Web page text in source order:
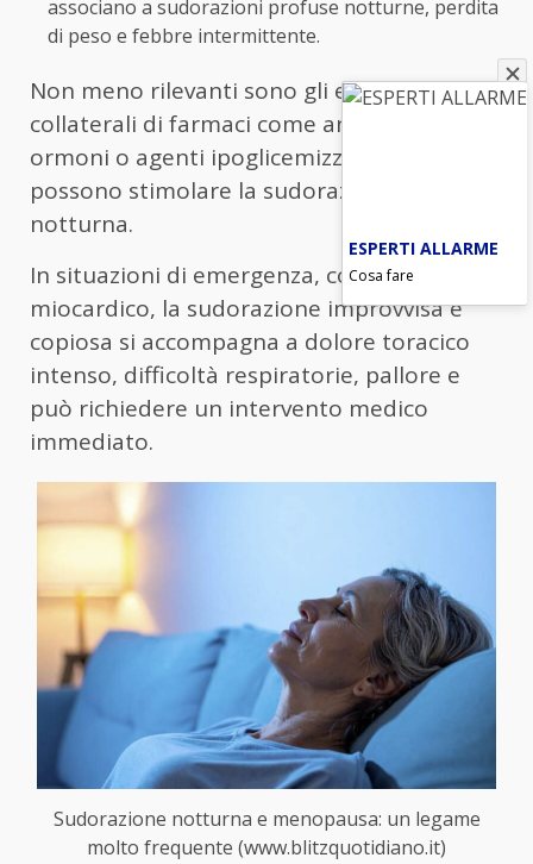
associano a sudorazioni profuse notturne, perdita
di peso e febbre intermittente.
Non meno rilevanti sono gli effetti
collaterali di farmaci come antidepressivi,
ormoni o agenti ipoglicemizzanti, che
possono stimolare la sudorazione
notturna.
In situazioni di emergenza, come l’infarto
miocardico, la sudorazione improvvisa e
copiosa si accompagna a dolore toracico
intenso, difficoltà respiratorie, pallore e
può richiedere un intervento medico
immediato.
Sudorazione notturna e menopausa: un legame
molto frequente (www.blitzquotidiano.it)
ESPERTI ALLARME
Cosa fare